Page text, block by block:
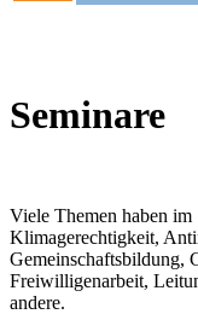
Seminare
Viele Themen haben
Klimagerechtigkeit,
Gemeinschaftsbildung,
Freiwilligenarbeit,
andere.